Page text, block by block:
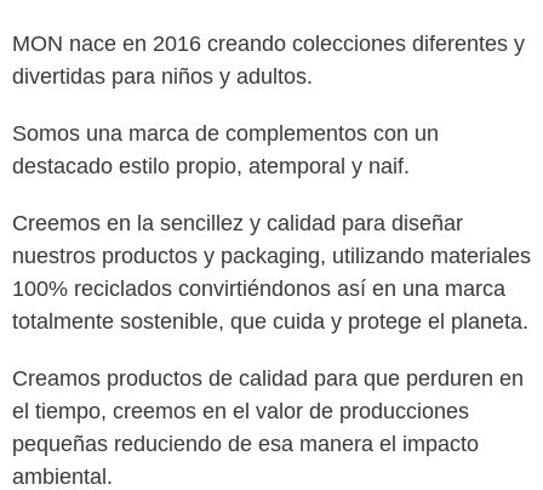
MON nace en 2016 creando colecciones diferentes y
divertidas para niños y adultos.
Somos una marca de complementos con un
destacado estilo propio, atemporal y naif.
Creemos en la sencillez y calidad para diseñar
nuestros productos y packaging, utilizando materiales
100% reciclados convirtiéndonos así en una marca
totalmente sostenible, que cuida y protege el planeta.
Creamos productos de calidad para que perduren en
el tiempo, creemos en el valor de producciones
pequeñas reduciendo de esa manera el impacto
ambiental.